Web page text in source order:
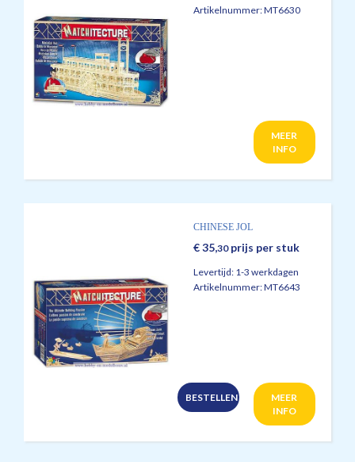
Artikelnummer:MT6630
MEER
INFO
CHINESE JOL
€35,30prijs per stuk
Levertijd: 1-3 werkdagen
Artikelnummer:MT6643
BESTELLEN
MEER
INFO